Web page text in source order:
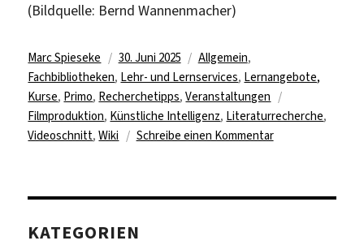
(Bildquelle: Bernd Wannenmacher)
Autor
Marc Spieseke
Veröffentlicht
am
30. Juni 2025 Kategorien
Allgemein,
Fachbibliotheken, Lehr- und Lernservices, Lernangebote,
Kurse, Primo, Recherchetipps,Veranstaltungen
Filmproduktion, Künstliche Intelligenz, Literaturrecherche,
Videoschnitt,Wiki Schreibe einen Kommentarzu
KATEGORIEN